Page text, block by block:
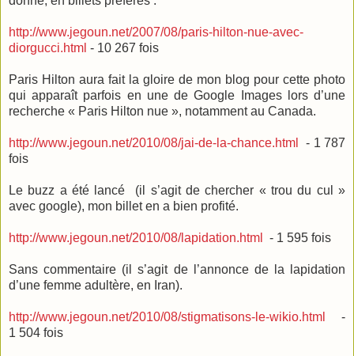
http://www.jegoun.net/2007/08/paris-hilton-nue-avec-
diorgucci.html - 10 267 fois
Paris Hilton aura fait la gloire de mon blog pour cette photo
qui apparaît parfois en une de Google Images lors d’une
recherche « Paris Hilton nue », notamment au Canada.
http://www.jegoun.net/2010/08/jai-de-la-chance.html
- 1 787
fois
Le buzz a été lancé (il s’agit de chercher « trou du cul »
avec google), mon billet en a bien profité.
http://www.jegoun.net/2010/08/lapidation.html - 1 595 fois
Sans commentaire (il s’agit de l’annonce de la lapidation
d’une femme adultère, en Iran).
http://www.jegoun.net/2010/08/stigmatisons-le-wikio.html
-
1 504 fois